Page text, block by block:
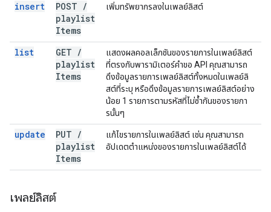
insert POST /
playlist
Items
เพิ่มทรัพยากรลงในเพลย์ลิสต์
list GET /
playlist
Items
แสดงผลคอลเล็กชันของรายการในเพลย์ลิสต์
ที่ตรงกับพารามิเตอร์คำขอ API คุณสามารถ
ดึงข้อมูลรายการเพลย์ลิสต์ทั้งหมดในเพลย์ลิ
สต์ที่ระบุ หรือดึงข้อมูลรายการเพลย์ลิสต์อย่าง
น้อย 1 รายการตามรหัสที่ไม่ซ้ำกันของรายกา
รนั้นๆ
update PUT /
playlist
Items
แก้ไขรายการในเพลย์ลิสต์ เช่น คุณสามารถ
อัปเดตตำแหน่งของรายการในเพลย์ลิสต์ได้
เพลย์ลิสต์